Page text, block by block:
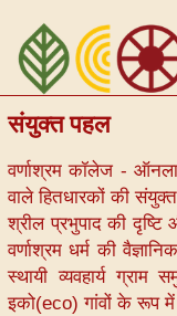
Skip
main
content
संयुक्त पहल
वर्णाश्रम कॉलेज -
वाले हितधारकों की
श्रील प्रभुपाद की
वर्णाश्रम धर्म की
स्थायी व्यवहार्य
इको(eco) गांवों के रूप